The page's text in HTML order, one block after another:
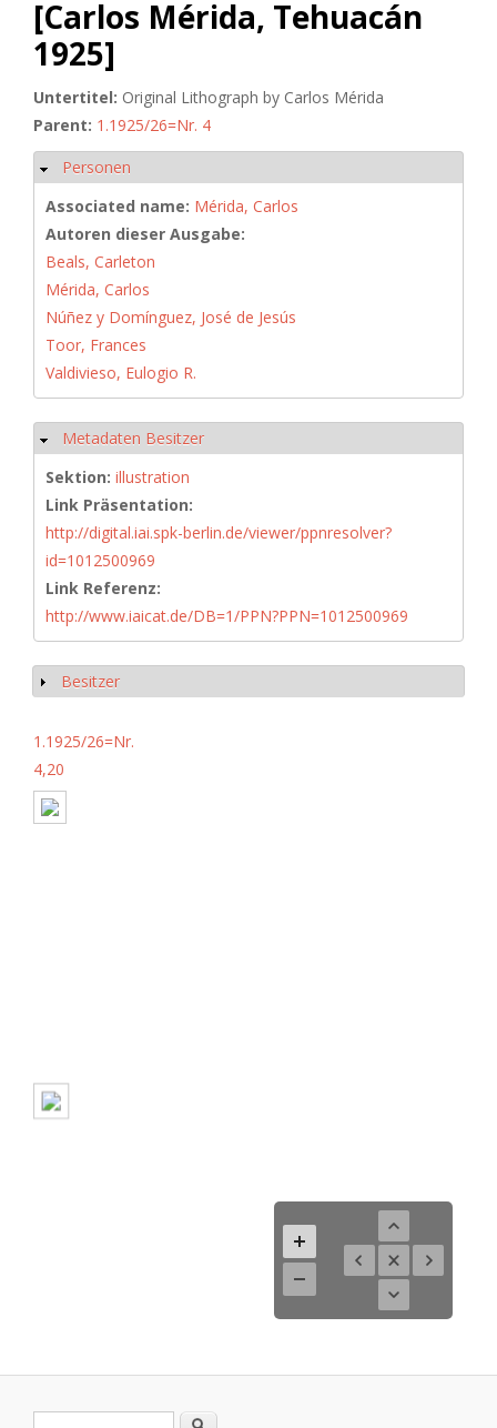
[Carlos Mérida, Tehuacán
1925]
Untertitel: Original Lithograph by Carlos Mérida
Parent: 1.1925/26=Nr. 4
Hide
Personen
Associated name: Mérida, Carlos
Autoren dieser Ausgabe:
Beals, Carleton
Mérida, Carlos
Núñez y Domínguez, José de Jesús
Toor, Frances
Valdivieso, Eulogio R.
Hide
Metadaten Besitzer
Sektion: illustration
Link Präsentation:
http://digital.iai.spk-berlin.de/viewer/ppnresolver?
id=1012500969
Link Referenz:
http://www.iaicat.de/DB=1/PPN?PPN=1012500969
Show
Besitzer
1.1925/26=Nr.
4,20
Search